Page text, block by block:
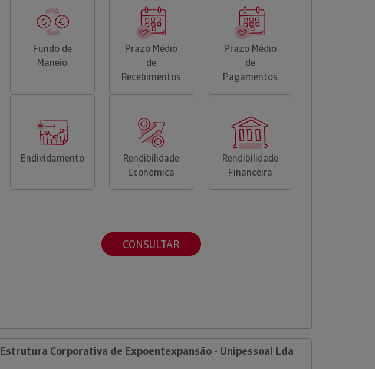
Fundo de
Maneio
Prazo Médio
de
Recebimentos
Prazo Médio
de
Pagamentos
Endividamento
Rendibilidade
Económica
Rendibilidade
Financeira
CONSULTAR
Estrutura Corporativa de Expoentexpansão - Unipessoal Lda